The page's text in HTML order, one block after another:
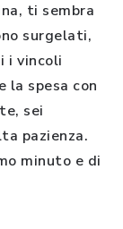
ti sembra
surgelati,
i vincoli
spesa con
sei
pazienza.
minuto e di